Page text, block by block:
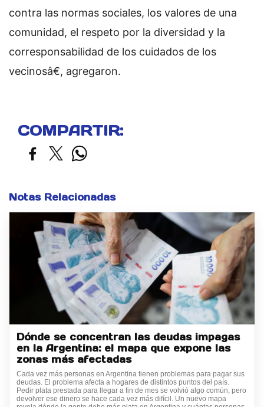
contra las normas sociales, los valores de una
comunidad, el respeto por la diversidad y la
corresponsabilidad de los cuidados de los
vecinosâ€, agregaron.
COMPARTIR:
Notas Relacionadas
Dónde se concentran las deudas impagas
en la Argentina: el mapa que expone las
zonas más afectadas
Cada vez más personas en Argentina tienen problemas para pagar sus
deudas. El problema afecta a hogares de distintos puntos del país.
Pedir plata prestada para llegar a fin de mes se volvió algo común, pero
devolver ese dinero se hace cada vez más difícil. Un nuevo mapa